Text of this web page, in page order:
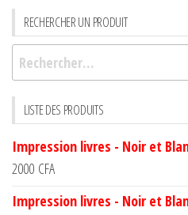
RECHERCHER UN PRODUIT
LISTE DES PRODUITS
Impression livres - Noir et
2000 CFA
Impression livres - Noir et